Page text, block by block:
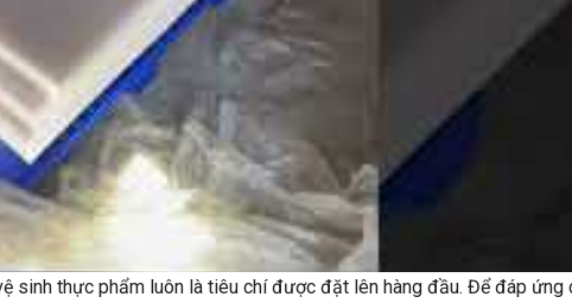
sinh thực phẩm luôn là tiêu chí được đặt lên hàng đầu. Để đáp ứng